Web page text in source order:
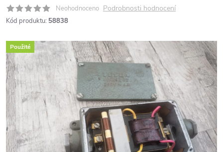
Neohodnoceno Podrobnosti hodnocení
Kód produktu: 58838
Použité